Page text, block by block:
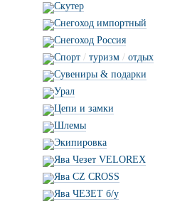
Скутер
Снегоход импортный
Снегоход Россия
Спорт / туризм / отдых
Сувениры & подарки
Урал
Цепи и замки
Шлемы
Экипировка
Ява Чезет VELOREX
Ява CZ CROSS
Ява ЧЕЗЕТ б/у